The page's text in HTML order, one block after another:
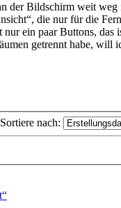
der Bildschirm weit
die nur für die
ein paar Buttons,
getrennt habe, will
Sortiere nach: